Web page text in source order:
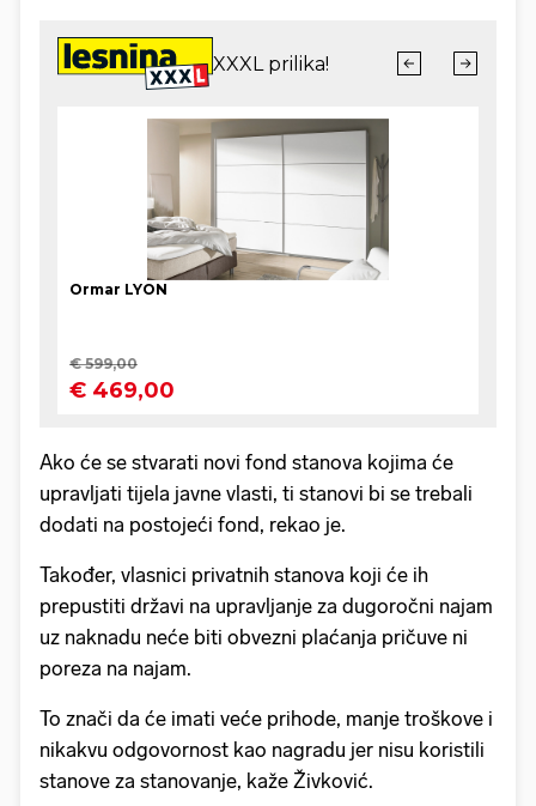
Ako će se stvarati novi fond stanova kojima će
upravljati tijela javne vlasti, ti stanovi bi se trebali
dodati na postojeći fond, rekao je.
Također, vlasnici privatnih stanova koji će ih
prepustiti državi na upravljanje za dugoročni najam
uz naknadu neće biti obvezni plaćanja pričuve ni
poreza na najam.
To znači da će imati veće prihode, manje troškove i
nikakvu odgovornost kao nagradu jer nisu koristili
stanove za stanovanje, kaže Živković.